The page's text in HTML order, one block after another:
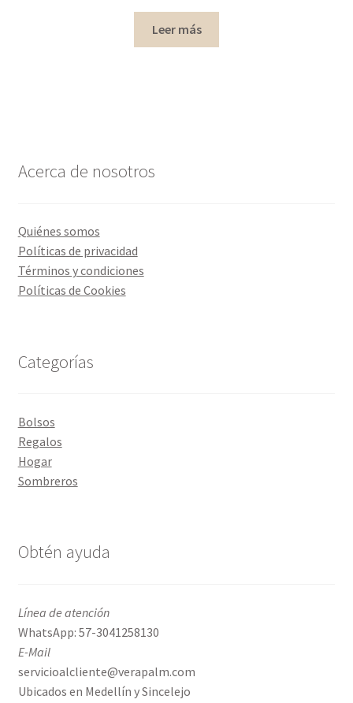
Leer más
Acerca de nosotros
Quiénes somos
Políticas de privacidad
Términos y condiciones
Políticas de Cookies
Categorías
Bolsos
Regalos
Hogar
Sombreros
Obtén ayuda
Línea de atención
WhatsApp: 57-3041258130
E-Mail
servicioalcliente@verapalm.com
Ubicados en Medellín y Sincelejo